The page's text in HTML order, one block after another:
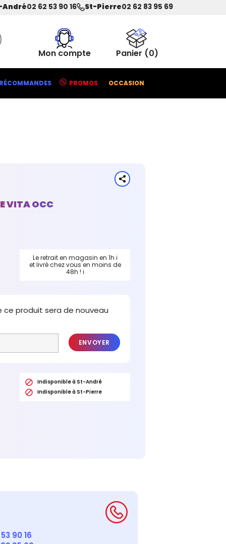
André02 62 53 90 16 St-Pierre02 62 83 95 69
Mon compte Panier (0)
PROMOS OCCASION
VITA OCC
Le retrait en magasin en 1h ℹ
et livré chez vous en moins de
48h ! ℹ
ce produit sera de nouveau
ENVOYER
 Indisponible à St-André
 Indisponible à St-Pierre
90 16